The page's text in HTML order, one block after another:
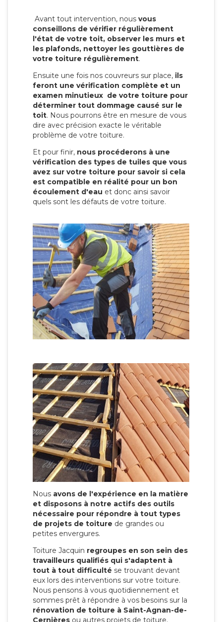
Avant tout intervention, nous vous
conseillons de vérifier régulièrement
l'état de votre toit, observer les murs et
les plafonds, nettoyer les gouttières de
votre toiture régulièrement.
Ensuite une fois nos couvreurs sur place, ils
feront une vérification complète et un
examen minutieux de votre toiture pour
déterminer tout dommage causé sur le
toit. Nous pourrons être en mesure de vous
dire avec précision exacte le véritable
problème de votre toiture.
Et pour finir, nous procéderons à une
vérification des types de tuiles que vous
avez sur votre toiture pour savoir si cela
est compatible en réalité pour un bon
écoulement d'eau et donc ainsi savoir
quels sont les défauts de votre toiture.
Nous avons de l'expérience en la matière
et disposons à notre actifs des outils
nécessaire pour répondre à tout types
de projets de toiture de grandes ou
petites envergures.
Toiture Jacquin regroupes en son sein des
travailleurs qualifiés qui s'adaptent à
tout à tout difficulté se trouvant devant
eux lors des interventions sur votre toiture.
Nous pensons à vous quotidiennement et
sommes prêt à répondre à vos besoins sur la
rénovation de toiture à Saint-Agnan-de-
Cernières ou autres projets de toiture.